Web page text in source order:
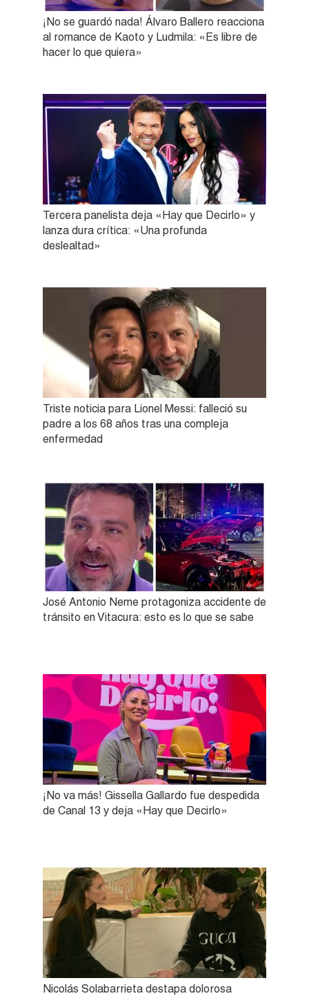
¡No se guardó nada! Álvaro Ballero reacciona
al romance de Kaoto y Ludmila: «Es libre de
hacer lo que quiera»
Tercera panelista deja «Hay que Decirlo» y
lanza dura crítica: «Una profunda
deslealtad»
Triste noticia para Lionel Messi: falleció su
padre a los 68 años tras una compleja
enfermedad
José Antonio Neme protagoniza accidente de
tránsito en Vitacura: esto es lo que se sabe
¡No va más! Gissella Gallardo fue despedida
de Canal 13 y deja «Hay que Decirlo»
Nicolás Solabarrieta destapa dolorosa